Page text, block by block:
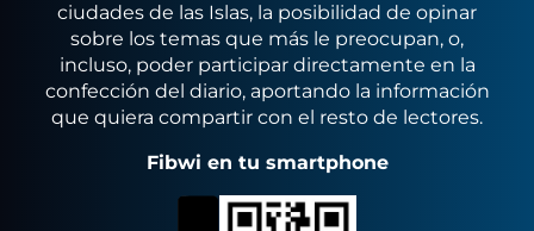
ciudades de las Islas, la posibilidad de opinar
sobre los temas que más le preocupan, o,
incluso, poder participar directamente en la
confección del diario, aportando la información
que quiera compartir con el resto de lectores.
Fibwi en tu smartphone